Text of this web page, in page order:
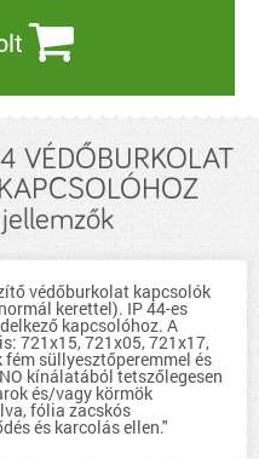
VÉDŐBURKOLAT
védőburkolat kapcsolók
kerettel). IP 44-es
kapcsolóhoz. A
721x15, 721x05, 721x17,
süllyesztőperemmel és
kínálatából tetszőlegesen
és/vagy körmök
fólia zacskós
és karcolás ellen."